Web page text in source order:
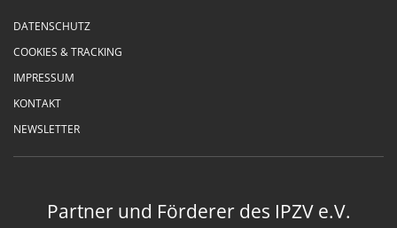
DATENSCHUTZ
COOKIES & TRACKING
IMPRESSUM
KONTAKT
NEWSLETTER
Partner und Förderer des IPZV e.V.